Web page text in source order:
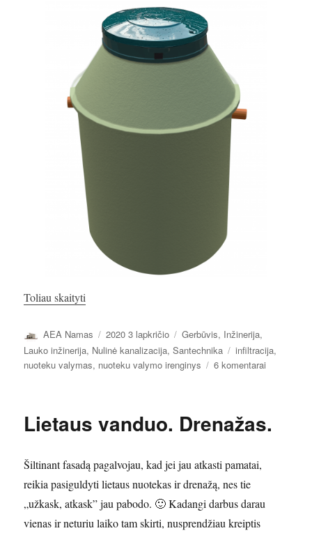
Toliau skaityti
Autorius
AEA Namas Paskelbta
2020 3 lapkričio Kategorijos
Gerbūvis, Inžinerija,
Lauko inžinerija, Nulinė kanalizacija,Santechnika Žymos
infiltracija,
nuoteku valymas, nuoteku valymo irenginys 6 komentarai
Lietaus vanduo. Drenažas.
Šiltinant fasadą pagalvojau, kad jei jau atkasti pamatai,
reikia pasiguldyti lietaus nuotekas ir drenažą, nes tie
„užkask, atkask” jau pabodo. 🙂 Kadangi darbus darau
vienas ir neturiu laiko tam skirti, nusprendžiau kreiptis